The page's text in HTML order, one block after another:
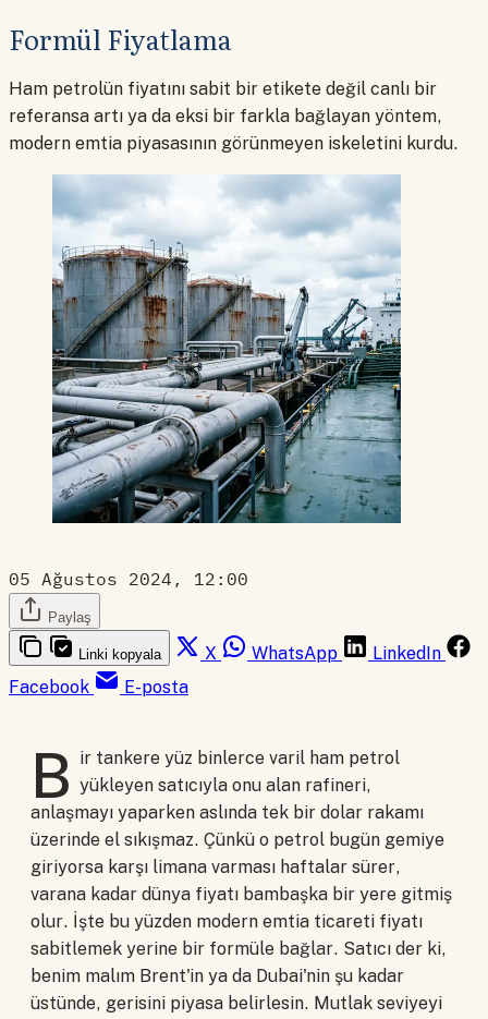
Formül Fiyatlama
Ham petrolün fiyatını sabit bir etikete değil canlı bir
referansa artı ya da eksi bir farkla bağlayan yöntem,
modern emtia piyasasının görünmeyen iskeletini kurdu.
05 Ağustos 2024, 12:00
Paylaş
Linki kopyala X WhatsApp
LinkedIn
Facebook
E-posta
B ir tankere yüz binlerce varil ham petrol
yükleyen satıcıyla onu alan rafineri,
anlaşmayı yaparken aslında tek bir dolar rakamı
üzerinde el sıkışmaz. Çünkü o petrol bugün gemiye
giriyorsa karşı limana varması haftalar sürer,
varana kadar dünya fiyatı bambaşka bir yere gitmiş
olur. İşte bu yüzden modern emtia ticareti fiyatı
sabitlemek yerine bir formüle bağlar. Satıcı der ki,
benim malım Brent'in ya da Dubai'nin şu kadar
üstünde, gerisini piyasa belirlesin. Mutlak seviyeyi